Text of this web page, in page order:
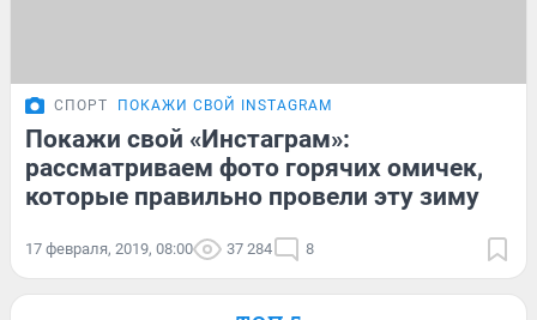
СПОРТ ПОКАЖИ СВОЙ INSTAGRAM
Покажи свой «Инстаграм»:
рассматриваем фото горячих омичек,
которые правильно провели эту зиму
17 февраля, 2019, 08:00 37 284 8